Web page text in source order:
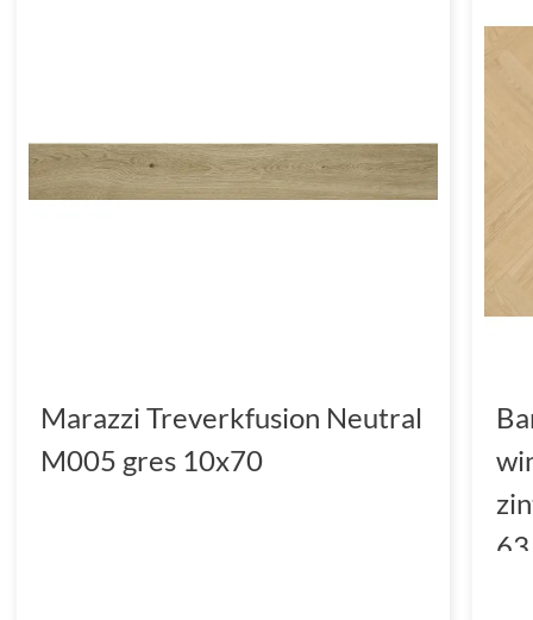
Marazzi Treverkfusion Neutral
M005 gres 10x70